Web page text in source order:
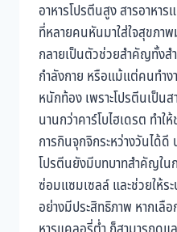
อาหารโปรตีนสูง สารอาห
ที่หลายคนหันมาใส่ใจสุขภาพ
กลายเป็นตัวช่วยสำคัญทั้ง
กำลังกาย หรือแม้แต่คนทำ
หนักท้อง เพราะโปรตีนเป็นส
นานกว่าคาร์โบไฮเดรต ทำ
การกินจุกจิกระหว่างวันได้
โปรตีนยังมีบทบาทสำคัญใน
ซ่อมแซมเซลล์ และช่วยให้ร
อย่างมีประสิทธิภาพ หากเ